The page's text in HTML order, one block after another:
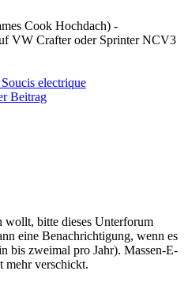
Cook Hochdach) -
VW Crafter oder Sprinter NCV3
electrique
Beitrag
wollt, bitte dieses Unterforum
eine Benachrichtigung, wenn es
bis zweimal pro Jahr). Massen-E-
mehr verschickt.